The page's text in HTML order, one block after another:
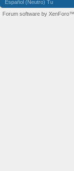
Español (Neutro) Tu
Forum software by XenForo™